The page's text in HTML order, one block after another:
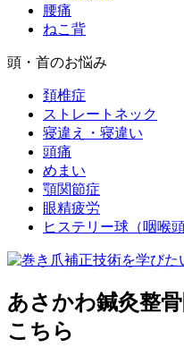
腰痛
ねこ背
頭・首のお悩み
頚椎症
ストレートネック
寝違え・寝違い
頭痛
めまい
顎関節症
眼精疲労
ヒステリー球（咽喉
あさかわ鍼灸整
こちら